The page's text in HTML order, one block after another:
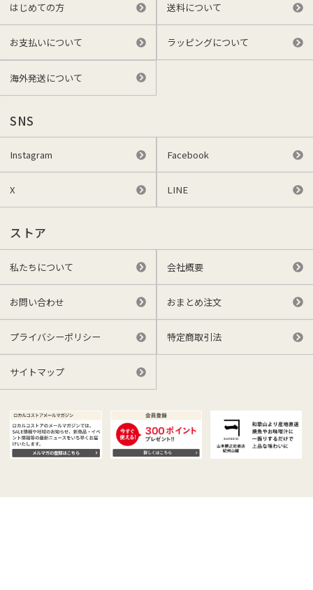
はじめての方 送料について
お支払いについて ラッピングについて
海外発送について
SNS
Instagram Facebook
X LINE
ストア
私たちについて 会社概要
お問い合わせ おまとめ注文
プライバシーポリシー 特定商取引法
サイトマップ